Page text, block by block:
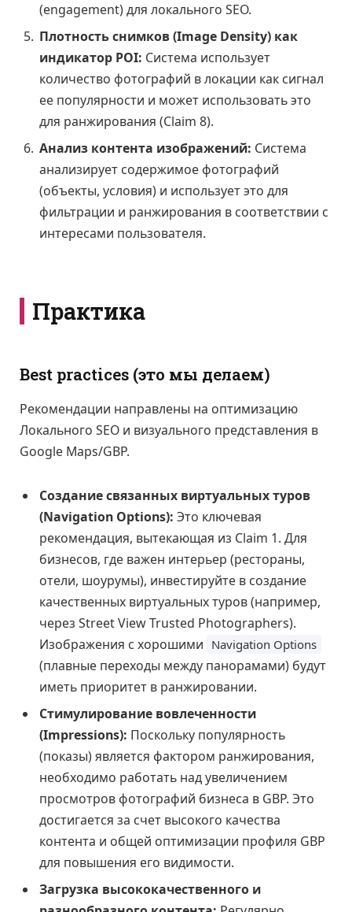
(engagement) для локального SEO.
Плотность снимков (Image Density) как
индикатор POI: Система использует
количество фотографий в локации как сигнал
ее популярности и может использовать это
для ранжирования (Claim 8).
Анализ контента изображений: Система
анализирует содержимое фотографий
(объекты, условия) и использует это для
фильтрации и ранжирования в соответствии с
интересами пользователя.
Практика
Best practices (это мы делаем)
Рекомендации направлены на оптимизацию
Локального SEO и визуального представления в
Google Maps/GBP.
Создание связанных виртуальных туров
(Navigation Options): Это ключевая
рекомендация, вытекающая из Claim 1. Для
бизнесов, где важен интерьер (рестораны,
отели, шоурумы), инвестируйте в создание
качественных виртуальных туров (например,
через Street View Trusted Photographers).
Изображения с хорошими Navigation Options
(плавные переходы между панорамами) будут
иметь приоритет в ранжировании.
Стимулирование вовлеченности
(Impressions): Поскольку популярность
(показы) является фактором ранжирования,
необходимо работать над увеличением
просмотров фотографий бизнеса в GBP. Это
достигается за счет высокого качества
контента и общей оптимизации профиля GBP
для повышения его видимости.
Загрузка высококачественного и